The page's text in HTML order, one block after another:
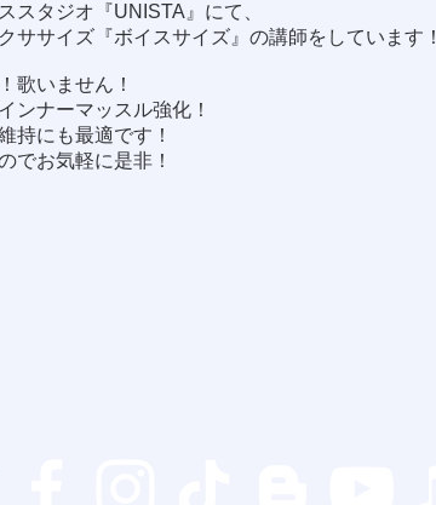
スタジオ『UNISTA』にて、
ササイズ『ボイスサイズ』の講師をしています！
歌いません！
ンナーマッスル強化！
持にも最適です！
でお気軽に是非！